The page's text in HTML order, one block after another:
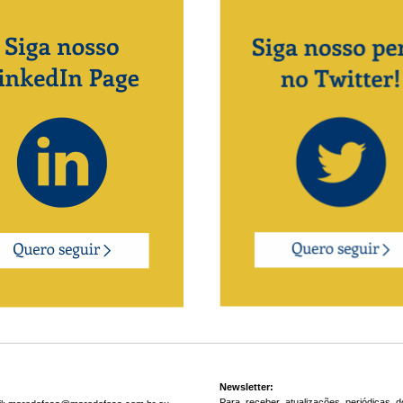
Newsletter: